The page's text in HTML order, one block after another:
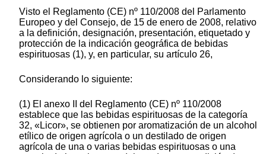
Visto el Reglamento (CE) nº 110/2008 del Parlamento
Europeo y del Consejo, de 15 de enero de 2008, relativo
a la definición, designación, presentación, etiquetado y
protección de la indicación geográfica de bebidas
espirituosas (1), y, en particular, su artículo 26,
Considerando lo siguiente:
(1) El anexo II del Reglamento (CE) nº 110/2008
establece que las bebidas espirituosas de la categoría
32, «Licor», se obtienen por aromatización de un alcohol
etílico de origen agrícola o un destilado de origen
agrícola de una o varias bebidas espirituosas o una